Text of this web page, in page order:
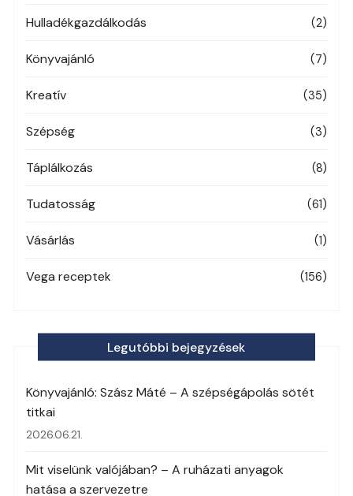
Hulladékgazdálkodás (2)
Könyvajánló (7)
Kreatív (35)
Szépség (3)
Táplálkozás (8)
Tudatosság (61)
Vásárlás (1)
Vega receptek (156)
Legutóbbi bejegyzések
Könyvajánló: Szász Máté – A szépségápolás sötét
titkai
2026.06.21.
Mit viselünk valójában? – A ruházati anyagok
hatása a szervezetre